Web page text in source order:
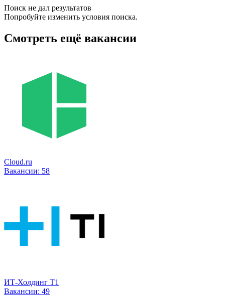
Поиск не дал результатов
Попробуйте изменить условия поиска.
Смотреть ещё вакансии
Cloud.ru
Вакансии: 58
ИТ-Холдинг Т1
Вакансии: 49